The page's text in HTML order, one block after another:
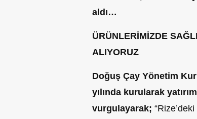
aldı…
ÜRÜNLERİMİZDE
ALIYORUZ
Doğuş Çay Yönetim
yılında kurularak
vurgulayarak;